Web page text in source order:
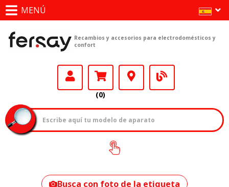
MENÚ
Recambios y accesorios para electrodomésticos y
confort
(0)
¿Cómo encontrar
tu modelo?
Busca con foto de la etiqueta